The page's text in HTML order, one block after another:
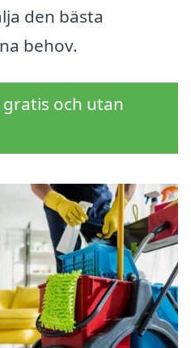
den bästa
behov.
och utan